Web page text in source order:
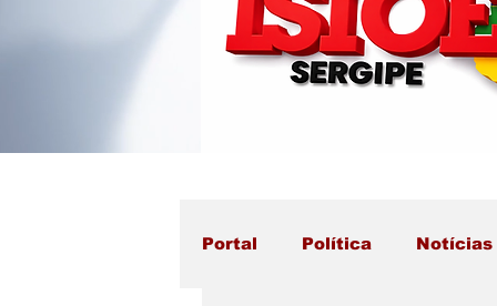
Portal Política Notícias